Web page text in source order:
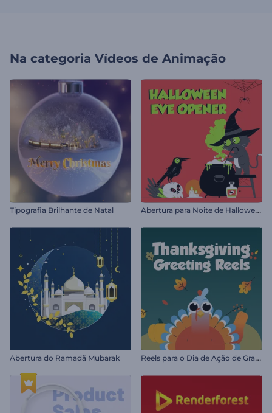
Na categoria Vídeos de Animação
Tipografia Brilhante de Natal A
bertura para Noite de Halloween
Abertura do Ramadã Mubarak R
eels para o Dia de Ação de Graças